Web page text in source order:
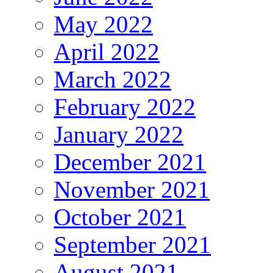
May 2022
April 2022
March 2022
February 2022
January 2022
December 2021
November 2021
October 2021
September 2021